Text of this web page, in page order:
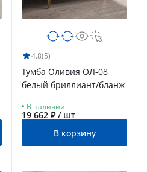
4.8(5)
Тумба Оливия ОЛ-08
белый бриллиант/бланж
В наличии
19 662 ₽ / шт
В корзину